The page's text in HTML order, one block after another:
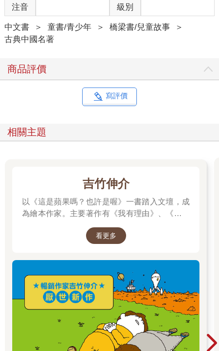
注音 級別
中文書 ＞ 童書/青少年 ＞ 橋梁書/兒童故事
＞
古典中國名著
商品評價
寫評價
相關主題
吉竹伸介
以《這是蘋果嗎？也許是喔》一書踏入文壇，成
為繪本作家。主要著作有《我有理由》、《脫不
集》，散文《胡思亂想很有用：吉竹伸介的靈感
經兒童出版文化獎美術獎、紐約時報最優秀繪本
獎、波隆那拉加茲童書獎特別獎，作品被翻譯成
多種語言，在許多國家出版。
看更多